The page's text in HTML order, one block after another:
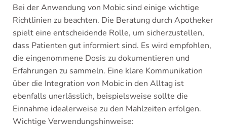
Bei der Anwendung von Mobic sind einige wichtige
Richtlinien zu beachten. Die Beratung durch Apotheker
spielt eine entscheidende Rolle, um sicherzustellen,
dass Patienten gut informiert sind. Es wird empfohlen,
die eingenommene Dosis zu dokumentieren und
Erfahrungen zu sammeln. Eine klare Kommunikation
über die Integration von Mobic in den Alltag ist
ebenfalls unerlässlich, beispielsweise sollte die
Einnahme idealerweise zu den Mahlzeiten erfolgen.
Wichtige Verwendungshinweise: